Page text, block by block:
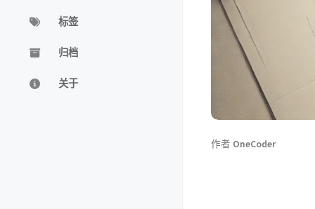
标签
归档
关于
作者 OneCoder